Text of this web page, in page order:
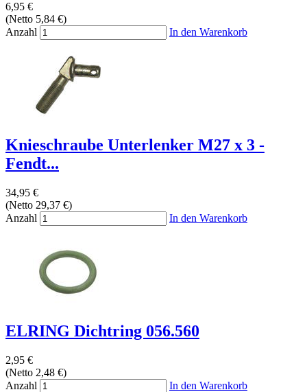
6,95 €
(Netto 5,84 €)
Anzahl
In den Warenkorb
Knieschraube Unterlenker M27 x 3 -
Fendt...
34,95 €
(Netto 29,37 €)
Anzahl
In den Warenkorb
ELRING Dichtring 056.560
2,95 €
(Netto 2,48 €)
Anzahl
In den Warenkorb